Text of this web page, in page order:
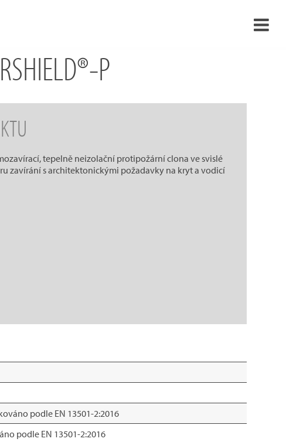
›
P
tepelně neizolační protipožární clona ve svislé
zavírání s architektonickými požadavky na kryt a vodicí
podle EN 13501-2:2016
podle EN 13501-2:2016